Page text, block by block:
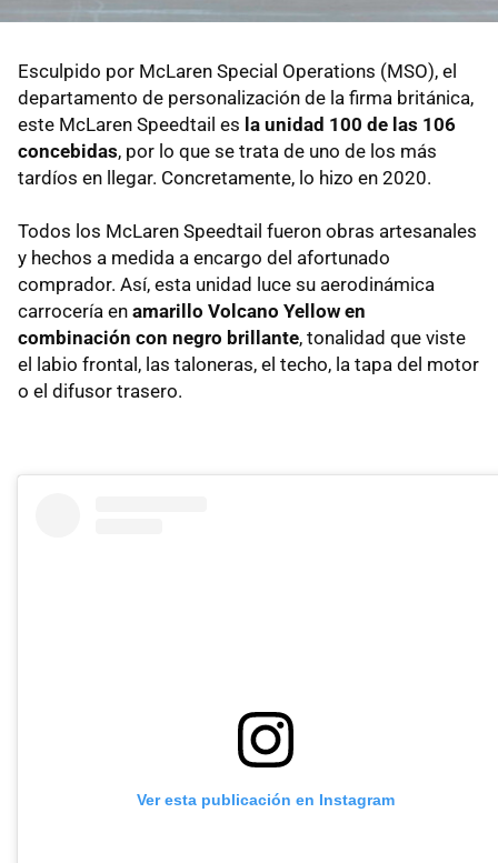
Esculpido por McLaren Special Operations (MSO), el
departamento de personalización de la firma británica,
este McLaren Speedtail es la unidad 100 de las 106
concebidas, por lo que se trata de uno de los más
tardíos en llegar. Concretamente, lo hizo en 2020.
Todos los McLaren Speedtail fueron obras artesanales
y hechos a medida a encargo del afortunado
comprador. Así, esta unidad luce su aerodinámica
carrocería en amarillo Volcano Yellow en
combinación con negro brillante, tonalidad que viste
el labio frontal, las taloneras, el techo, la tapa del motor
o el difusor trasero.
Ver esta publicación en Instagram